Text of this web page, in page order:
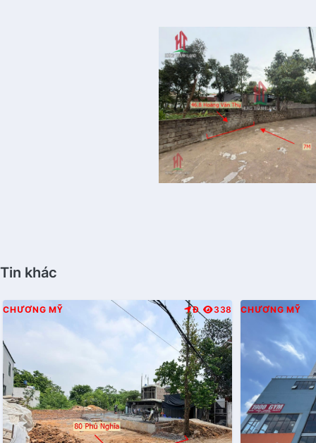
Tin khác
CHƯƠNG MỸ Đ 338 CHƯƠNG MỸ